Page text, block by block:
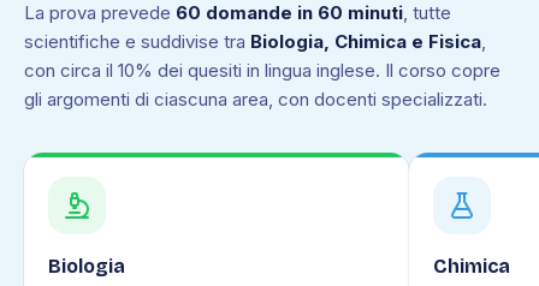
La prova prevede 60 domande in 60 minuti, tutte
scientifiche e suddivise tra Biologia, Chimica e Fisica,
con circa il 10% dei quesiti in lingua inglese. Il corso copre
gli argomenti di ciascuna area, con docenti specializzati.
Biologia Chimica